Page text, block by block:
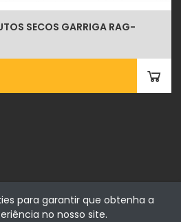
SECOS GARRIGA RAG-
para garantir que obtenha a
no nosso site.